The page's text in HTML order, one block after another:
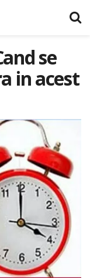
se
in acest